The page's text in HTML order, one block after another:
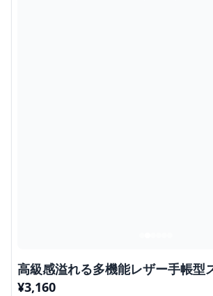
高級感溢れる多機能レザー手帳型
¥3,160